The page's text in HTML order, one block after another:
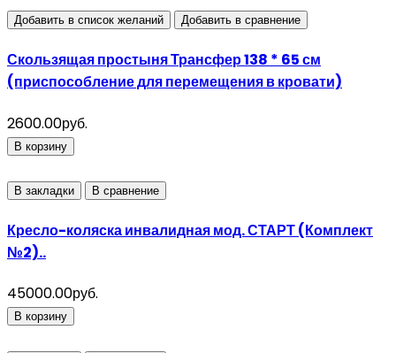
Добавить в список желаний Добавить в сравнение
Скользящая простыня Трансфер 138 * 65 см
(приспособление для перемещения в кровати)
2600.00руб.
В корзину
В закладки В сравнение
Кресло-коляска инвалидная мод. СТАРТ (Комплект
№2)..
45000.00руб.
В корзину